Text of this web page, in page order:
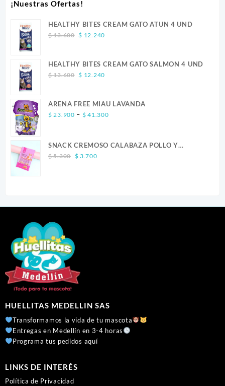
¡Nuestras Ofertas!
HEALTHY BITES CREAM GATO ATUN 4 UND
$13.600 Original
$ 13.600.
$ 12.240Current
$ 12.240.
HEALTHY BITES CREAM GATO SALMON 4 UND
$13.600 Original
$ 13.600.
$ 12.240Current
$ 12.240.
ARENA FREE MIAU LAVANDA
$ 23.900 – $ 41.300Price
through
SNACK CREMOSO CALABAZA POLLO Y
SALMON CANINO X 5
$5.300
Original
$ 3.700Current
HUELLITAS MEDELLIN SAS
Transformamos la vida de tu mascota
Entregas en Medellín en 3-4 horas
Programa tus pedidos aquí
LINKS DE INTERÉS
Política de Privacidad